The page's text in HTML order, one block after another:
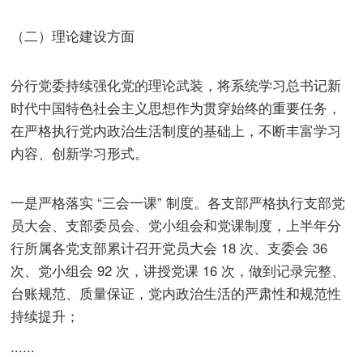
（二）理论建设方面
分行党委持续强化党的理论武装，将系统学习总书记新
时代中国特色社会主义思想作为贯穿始终的重要任务，
在严格执行党内政治生活制度的基础上，不断丰富学习
内容、创新学习形式。
一是严格落实 “三会一课” 制度。各支部严格执行支部党
员大会、支部委员会、党小组会和党课制度，上半年分
行所属各党支部累计召开党员大会 18 次、支委会 36
次、党小组会 92 次，讲授党课 16 次，做到记录完整、
台账规范、质量保证，党内政治生活的严肃性和规范性
持续提升；
......